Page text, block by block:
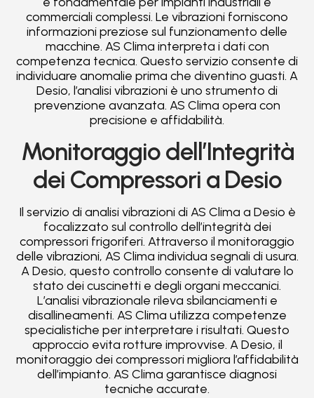
commerciali complessi. Le vibrazioni forniscono
informazioni preziose sul funzionamento delle
macchine. AS Clima interpreta i dati con
competenza tecnica. Questo servizio consente di
individuare anomalie prima che diventino guasti. A
Desio, l’analisi vibrazioni è uno strumento di
prevenzione avanzata. AS Clima opera con
precisione e affidabilità.
Monitoraggio dell’Integrità
dei Compressori a Desio
Il servizio di analisi vibrazioni di AS Clima a Desio è
focalizzato sul controllo dell’integrità dei
compressori frigoriferi. Attraverso il monitoraggio
delle vibrazioni, AS Clima individua segnali di usura.
A Desio, questo controllo consente di valutare lo
stato dei cuscinetti e degli organi meccanici.
L’analisi vibrazionale rileva sbilanciamenti e
disallineamenti. AS Clima utilizza competenze
specialistiche per interpretare i risultati. Questo
approccio evita rotture improvvise. A Desio, il
monitoraggio dei compressori migliora l’affidabilità
dell’impianto. AS Clima garantisce diagnosi
tecniche accurate.